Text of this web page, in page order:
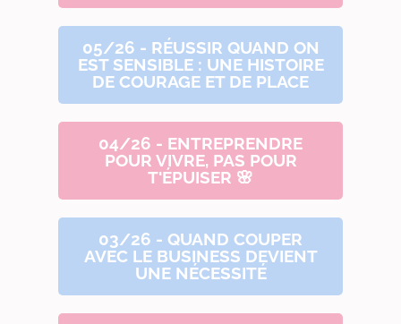
05/26 - RÉUSSIR QUAND ON
EST SENSIBLE : UNE HISTOIRE
DE COURAGE ET DE PLACE
04/26 - ENTREPRENDRE
POUR VIVRE, PAS POUR
T'ÉPUISER 🌸
03/26 - QUAND COUPER
AVEC LE BUSINESS DEVIENT
UNE NÉCESSITÉ